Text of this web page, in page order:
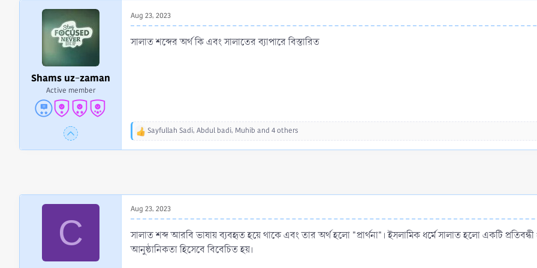
r
t
Shams uz-zaman
Active member
Aug 23, 2023
সালাত শব্দের অর্থ কি এবং সালাতের ব্যাপারে বিস্তারিত
R
n
s
:
Sayfullah Sadi, Abdul badi, Muhib and 4 others
C
Aug 23, 2023
সালাত শব্দ আরবি ভাষায় ব্যবহৃত হয়ে থাকে এবং তার অর্থ হলো "প্রার্থনা"। ইসলামিক ধর্মে সালাত হলো একটি প্রতিবন্ধী
আনুষ্ঠানিকতা হিসেবে বিবেচিত হয়।